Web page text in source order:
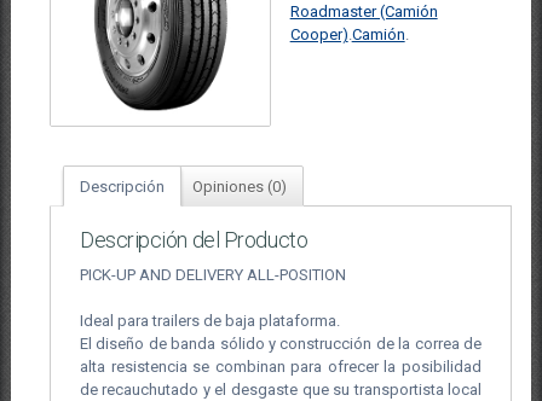
Roadmaster (Camión
Cooper) Camión
Descripción Opiniones (0)
Descripción del Producto
PICK-UP AND DELIVERY ALL-POSITION
Ideal para trailers de baja plataforma.
El diseño de banda sólido y construcción de la correa de
alta resistencia se combinan para ofrecer la posibilidad
de recauchutado y el desgaste que su transportista local